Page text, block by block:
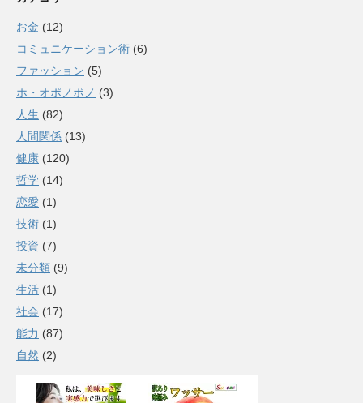
お金 (12)
コミュニケーション術 (6)
ファッション (5)
ホ・オポノポノ (3)
人生 (82)
人間関係 (13)
健康 (120)
哲学 (14)
恋愛 (1)
技術 (1)
投資 (7)
未分類 (9)
生活 (1)
社会 (17)
能力 (87)
自然 (2)